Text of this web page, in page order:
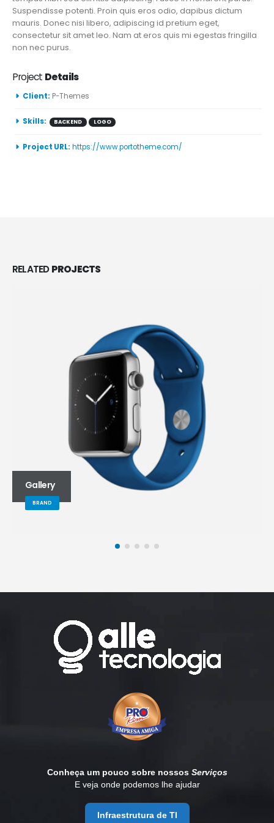
Suspendisse potenti. Proin quis eros odio, dapibus dictum
mauris. Donec nisi libero, adipiscing id pretium eget,
consectetur sit amet leo. Nam at eros quis mi egestas fringilla
non nec purus.
Project Details
Client: P-Themes
Skills: BACKEND LOGO
Project URL: https://www.portotheme.com/
RELATEDPROJECTS
Gallery
BRAND
Conheça um pouco sobre nossos Serviços
E veja onde podemos lhe ajudar
Infraestrutura de TI